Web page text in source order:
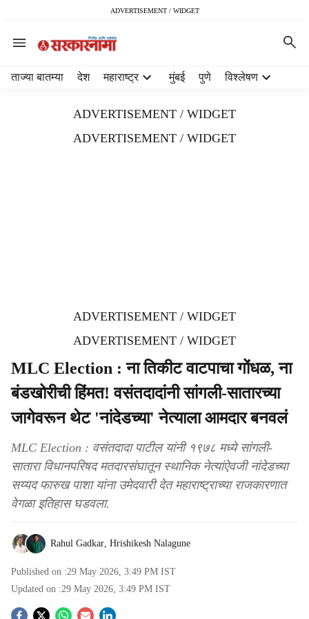
ADVERTISEMENT / WIDGET
ताज्या बातम्या देश महाराष्ट्र मुंबई पुणे विश्लेषण
ADVERTISEMENT / WIDGET
ADVERTISEMENT / WIDGET
ADVERTISEMENT / WIDGET
ADVERTISEMENT / WIDGET
MLC Election : ना तिकीट वाटपाचा गोंधळ, ना
बंडखोरीची हिंमत! वसंतदादांनी सांगली-सातारच्या
जागेवरून थेट 'नांदेडच्या' नेत्याला आमदार बनवलं
MLC Election : वसंतदादा पाटील यांनी १९७८ मध्ये सांगली-
सातारा विधानपरिषद मतदारसंघातून स्थानिक नेत्यांऐवजी नांदेडच्या
सय्यद फारुख पाशा यांना उमेदवारी देत महाराष्ट्राच्या राजकारणात
वेगळा इतिहास घडवला.
Rahul Gadkar, Hrishikesh Nalagune
Published on :29 May 2026, 3:49 PM IST
Updated on :29 May 2026, 3:49 PM IST